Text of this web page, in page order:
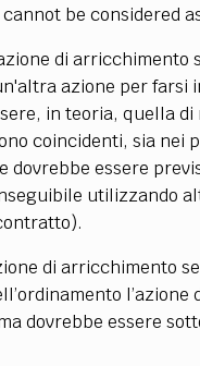
be considered
di
azione per farsi
in teoria, quella
coincidenti, sia nei
dovrebbe essere
utilizzando
di arricchimento
l’azione
dovrebbe essere